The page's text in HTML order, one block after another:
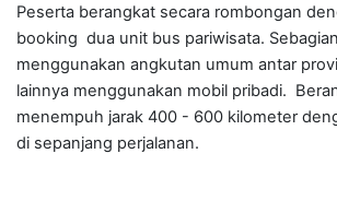
Peserta berangkat secara rombongan
booking dua unit bus pariwisata.
menggunakan angkutan umum antar
lainnya menggunakan mobil pribadi.
menempuh jarak 400 - 600 kilometer
di sepanjang perjalanan.